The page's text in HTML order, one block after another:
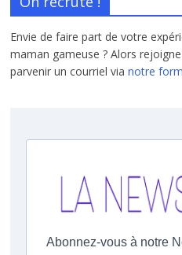
Envie de faire part de votre
maman gameuse ? Alors
parvenir un courriel vianotre